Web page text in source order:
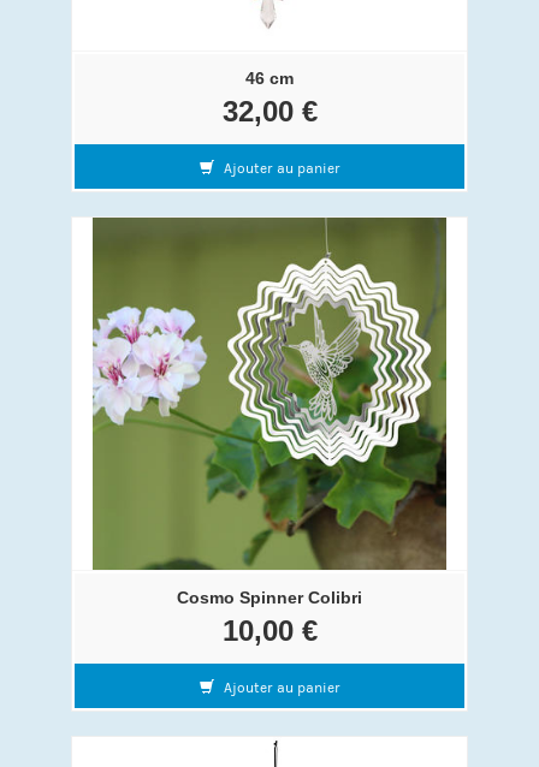
46 cm
32,00 €
Ajouter au panier
Cosmo Spinner Colibri
10,00 €
Ajouter au panier